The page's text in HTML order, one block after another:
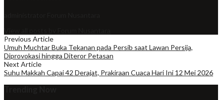
Previous Article
Umuh Muchtar Buka Tekanan pada Persib saat Lawan Persija,
Diprovokasi hingga Diteror Petasan
Next Article
Suhu Makkah Capai 42 Derajat, Prakiraan Cuaca Hari Ini 12 Mei 2026